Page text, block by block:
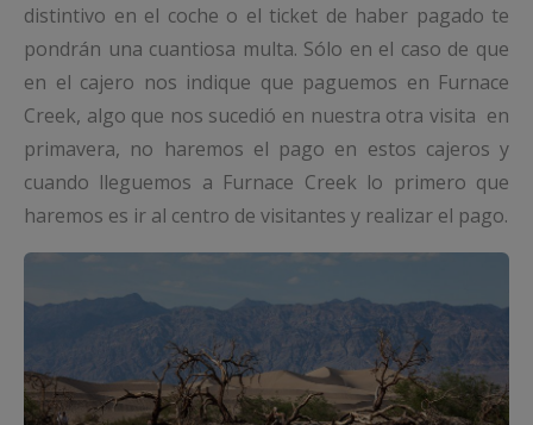
distintivo en el coche o el ticket de haber pagado te
pondrán una cuantiosa multa. Sólo en el caso de que
en el cajero nos indique que paguemos en Furnace
Creek, algo que nos sucedió en nuestra otra visita en
primavera, no haremos el pago en estos cajeros y
cuando lleguemos a Furnace Creek lo primero que
haremos es ir al centro de visitantes y realizar el pago.